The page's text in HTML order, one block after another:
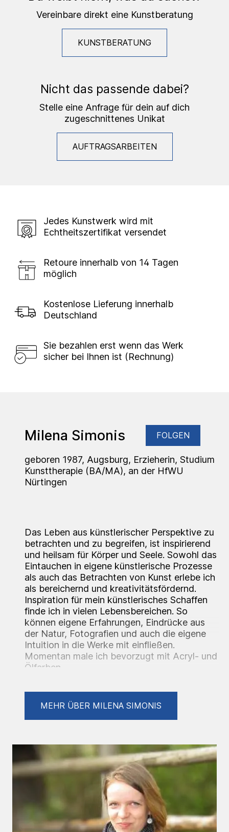
Vereinbare direkt eine Kunstberatung
KUNSTBERATUNG
Nicht das passende dabei?
Stelle eine Anfrage für dein auf dich
zugeschnittenes Unikat
AUFTRAGSARBEITEN
Jedes Kunstwerk wird mit
Echtheitszertifikat versendet
Retoure innerhalb von 14 Tagen
möglich
Kostenlose Lieferung innerhalb
Deutschland
Sie bezahlen erst wenn das Werk
sicher bei Ihnen ist (Rechnung)
Milena Simonis FOLGEN
geboren 1987, Augsburg, Erzieherin, Studium
Kunsttherapie (BA/MA), an der HfWU
Nürtingen
Das Leben aus künstlerischer Perspektive zu
betrachten und zu begreifen, ist inspirierend
und heilsam für Körper und Seele. Sowohl das
Eintauchen in eigene künstlerische Prozesse
als auch das Betrachten von Kunst erlebe ich
als bereichernd und kreativitätsfördernd.
Inspiration für mein künstlerisches Schaffen
finde ich in vielen Lebensbereichen. So
können eigene Erfahrungen, Eindrücke aus
der Natur, Fotografien und auch die eigene
Intuition in die Werke mit einfließen.
Momentan male ich bevorzugt mit Acryl- und
Ölfarben.
-2020, 25.10.-15.12., Karaffe - Weinhaus an
der Linde, Nürtingen
-2021, "Zwischendurch", Kultur-Café,
Nürtingen
-2021, "Trotzdem", Abschlussausstellung
Kunsttherapie BA, Nürtingen
MEHR ÜBER MILENA SIMONIS